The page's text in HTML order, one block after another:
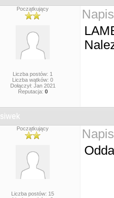
Początkujący
Liczba postów: 1
Liczba wątków: 0
Dołączył: Jan 2021
Reputacja: 0
siwek
Początkujący
Liczba postów: 15